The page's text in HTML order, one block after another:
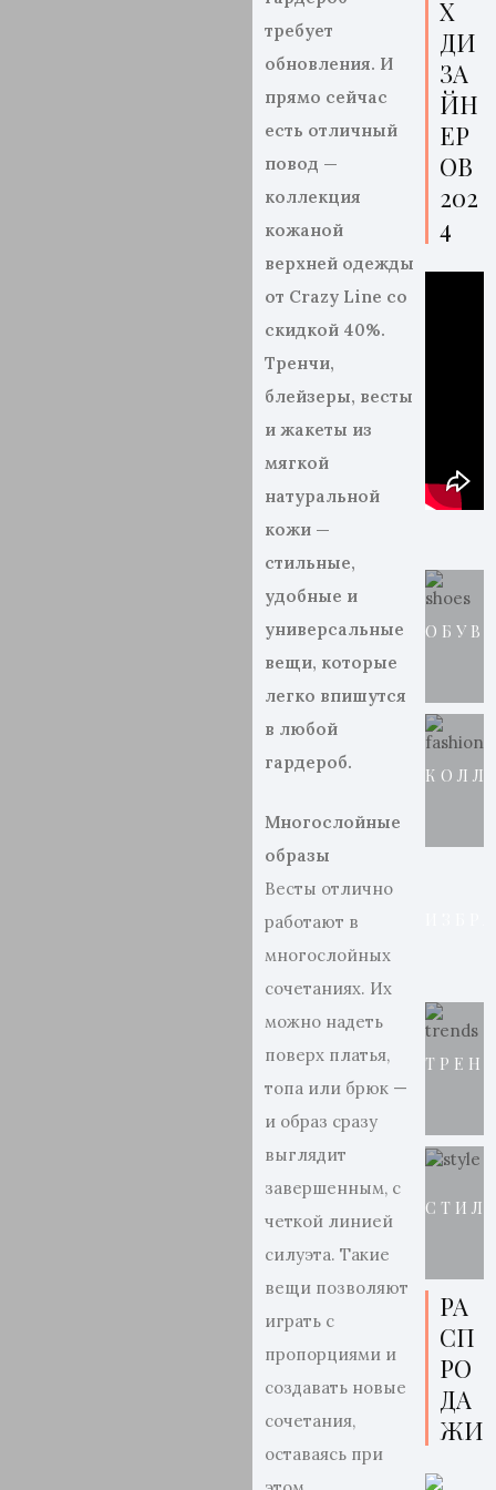
требует
обновления. И
прямо сейчас
есть отличный
повод —
коллекция
кожаной
верхней одежды
от Crazy Line со
скидкой 40%.
Тренчи,
блейзеры, весты
и жакеты из
мягкой
натуральной
кожи —
стильные,
удобные и
универсальные
вещи, которые
легко впишутся
в любой
гардероб.
Многослойные
образы
Весты отлично
работают в
многослойных
сочетаниях. Их
можно надеть
поверх платья,
топа или брюк —
и образ сразу
выглядит
завершенным, с
четкой линией
силуэта. Такие
вещи позволяют
играть с
пропорциями и
создавать новые
сочетания,
оставаясь при
Х
ДИ
ЗА
ЙН
ЕР
ОВ
202
4
РА
СП
РО
ДА
ЖИ